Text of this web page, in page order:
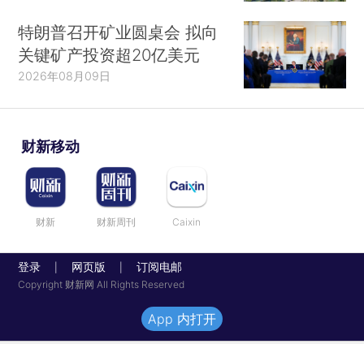
特朗普召开矿业圆桌会 拟向
关键矿产投资超20亿美元
2026年08月09日
财新移动
财新 财新周刊 Caixin
登录 网页版 订阅电邮
Copyright 财新网 All Rights Reserved
App 内打开